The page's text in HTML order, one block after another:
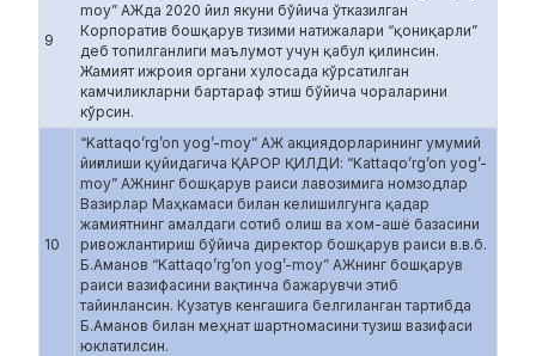
9
moy” АЖда 2020 йил якуни бўйича ўтказилган
Корпоратив бошқарув тизими натижалари “қониқарли”
деб топилганлиги маълумот учун қабул қилинсин.
Жамият ижроия органи хулосада кўрсатилган
камчиликларни бартараф этиш бўйича чораларини
кўрсин.
10
“Kattaqo’rg’on yog’-moy” АЖ акциядорларининг умумий
йиғилиши қуйидагича ҚАРОР ҚИЛДИ: “Kattaqo’rg’on yog’-
moy” АЖнинг бошқарув раиси лавозимига номзодлар
Вазирлар Маҳкамаси билан келишилгунга қадар
жамиятнинг амалдаги сотиб олиш ва хом-ашё базасини
ривожлантириш бўйича директор бошқарув раиси в.в.б.
Б.Аманов “Kattaqo’rg’on yog’-moy” АЖнинг бошқарув
раиси вазифасини вақтинча бажарувчи этиб
тайинлансин. Кузатув кенгашига белгиланган тартибда
Б.Аманов билан меҳнат шартномасини тузиш вазифаси
юклатилсин.